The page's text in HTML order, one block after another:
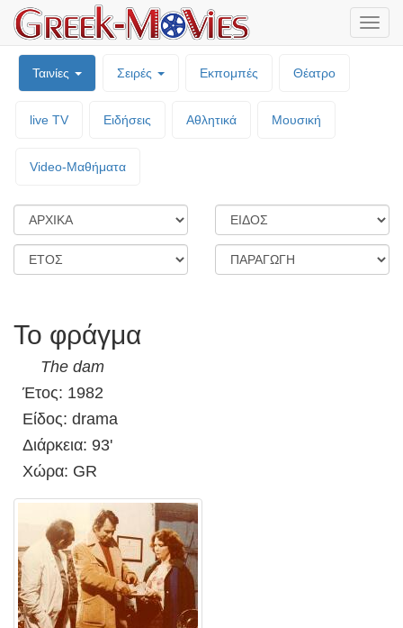
Ταινίες Σειρές Εκπομπές Θέατρο
live TV Ειδήσεις Αθλητικά Μουσική
Video-Mαθήματα
Το φράγμα
The dam
Έτος: 1982
Είδος: drama
Διάρκεια: 93'
Χώρα: GR